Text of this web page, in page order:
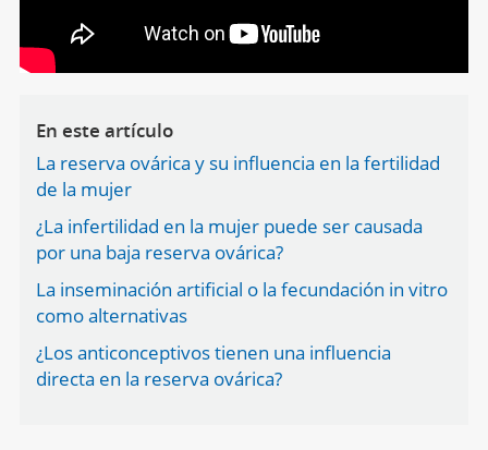
En este artículo
La reserva ovárica y su influencia en la fertilidad
de la mujer
¿La infertilidad en la mujer puede ser causada
por una baja reserva ovárica?
La inseminación artificial o la fecundación in vitro
como alternativas
¿Los anticonceptivos tienen una influencia
directa en la reserva ovárica?